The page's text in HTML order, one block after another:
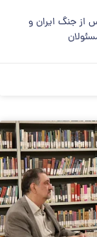
از جنگ ایران و